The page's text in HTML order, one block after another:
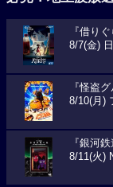
『借り
8/7(金)
『怪盗
8/10(月)
『銀河
8/11(火)